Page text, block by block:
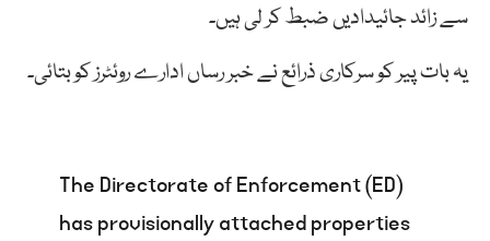
سے زائد جائیدادیں ضبط کر لی ہیں۔
یہ بات پیر کو سرکاری ذرائع نے خبر رساں ادارے روئٹرز کو بتائی۔
The Directorate of Enforcement (ED)
has provisionally attached properties